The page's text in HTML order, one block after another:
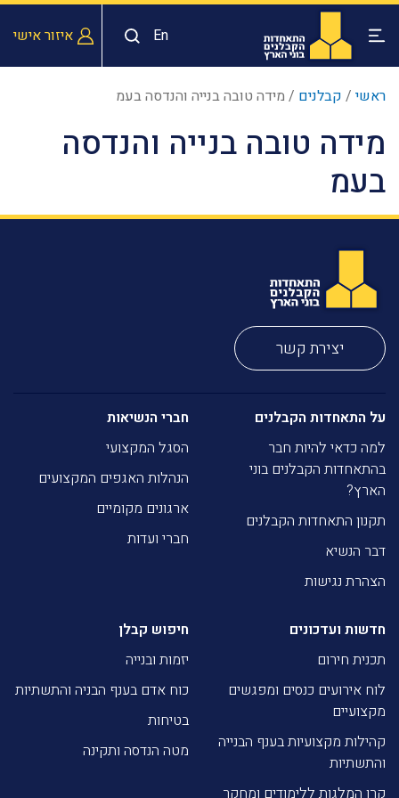
En איזור אישי
ראשי / קבלנים / מידה טובה בנייה והנדסה בעמ
מידה טובה בנייה והנדסה
בעמ
יצירת קשר
על התאחדות הקבלנים
למה כדאי להיות חבר
בהתאחדות הקבלנים בוני
הארץ?
תקנון התאחדות הקבלנים
דבר הנשיא
הצהרת נגישות
חברי הנשיאות
הסגל המקצועי
הנהלות האגפים המקצועים
ארגונים מקומיים
חברי ועדות
חדשות ועדכונים
תכנית חירום
לוח אירועים כנסים ומפגשים
מקצועיים
קהילות מקצועיות בענף הבנייה
והתשתיות
קרן המלגות ללימודים ומחקר
חיפוש קבלן
יזמות ובנייה
כוח אדם בענף הבניה והתשתיות
בטיחות
מטה הנדסה ותקינה